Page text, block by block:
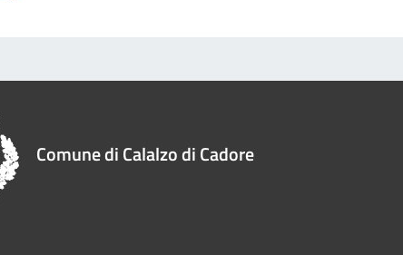
Comune di Calalzo di Cadore